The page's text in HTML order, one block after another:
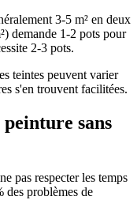
3-5 m² en deux
demande 1-2 pots pour
2-3 pots.
teintes peuvent varier
s'en trouvent facilitées.
sans
pas respecter les temps
des problèmes de